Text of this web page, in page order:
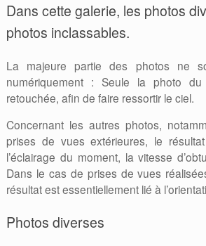
Dans cette galerie, les photos
photos inclassables.
La majeure partie des photos ne
numériquement : Seule la photo du
retouchée, afin de faire ressortir le ciel.
Concernant les autres photos,
prises de vues extérieures, le
l’éclairage du moment, la vitesse
Dans le cas de prises de vues
résultat est essentiellement lié à
Photos diverses